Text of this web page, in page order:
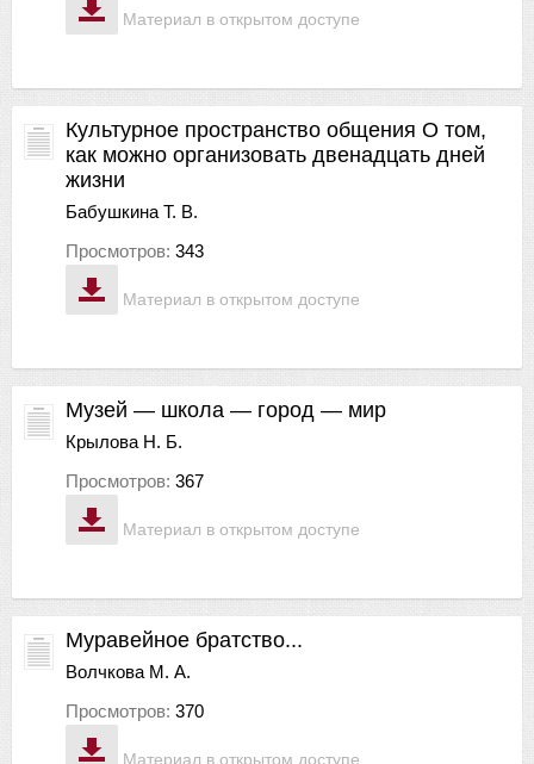
Материал в открытом доступе
Материал в открытом доступе
Культурное пространство общения О том,
как можно организовать двенадцать дней
жизни
Бабушкина Т. В.
Просмотров: 343
Материал в открытом доступе
Музей — школа — город — мир
Крылова Н. Б.
Просмотров: 367
Материал в открытом доступе
Муравейное братство...
Волчкова М. А.
Просмотров: 370